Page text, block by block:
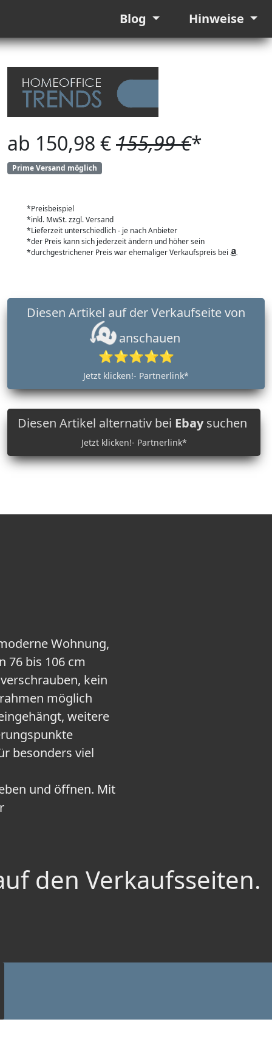
Blog Hinweise
ab 150,98 €155,99 €*
Prime Versand möglich
*Preisbeispiel
*inkl. MwSt. zzgl. Versand
*Lieferzeit unterschiedlich - je nach Anbieter
*der Preis kann sich jederzeit ändern und höher sein
*durchgestrichener Preis war ehemaliger Verkaufspreis bei
anschauen
⭐⭐⭐⭐⭐
Jetzt klicken!- Partnerlink*
Diesen Artikel alternativ bei Ebaysuchen
Jetzt klicken!- Partnerlink*
Wohnung,
76 bis 106 cm
verschrauben, kein
möglich
weitere
besonders viel
und öffnen. Mit
den Verkaufsseiten.